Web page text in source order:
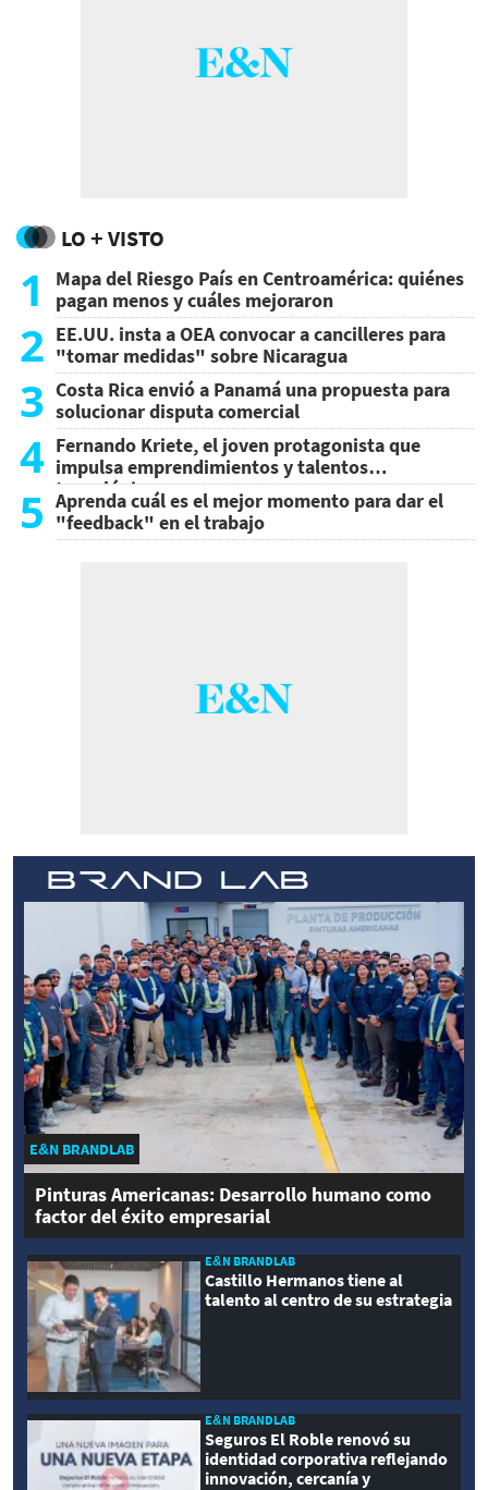
LO + VISTO
1
Mapa del Riesgo País en Centroamérica: quiénes
pagan menos y cuáles mejoraron
2 EE.UU. insta a OEA convocar a cancilleres para
"tomar medidas" sobre Nicaragua
3 Costa Rica envió a Panamá una propuesta para
solucionar disputa comercial
4 Fernando Kriete, el joven protagonista que
impulsa emprendimientos y talentos
tecnológicos
5 Aprenda cuál es el mejor momento para dar el
"feedback" en el trabajo
E&N BRANDLAB
Pinturas Americanas: Desarrollo humano como
factor del éxito empresarial
E&N BRANDLAB
Castillo Hermanos tiene al
talento al centro de su estrategia
E&N BRANDLAB
Seguros El Roble renovó su
identidad corporativa reflejando
innovación, cercanía y